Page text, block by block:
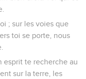
; sur les voies que
toi se porte, nous
esprit te recherche au
sur la terre, les